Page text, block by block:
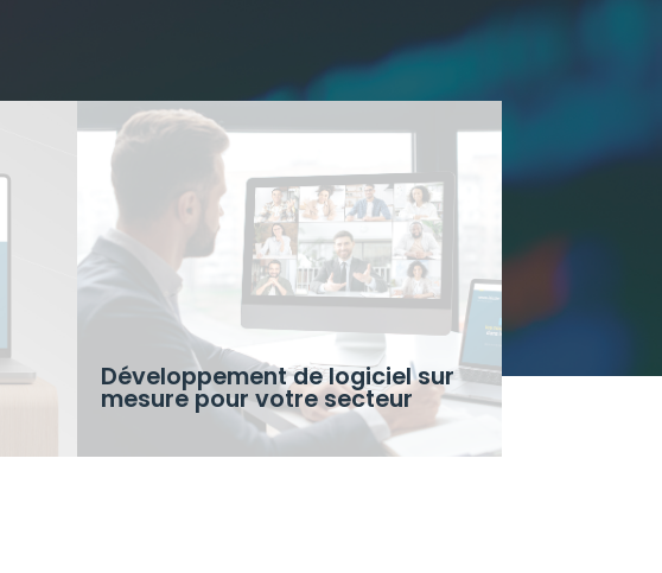
Développement de logiciel sur
mesure pour votre secteur